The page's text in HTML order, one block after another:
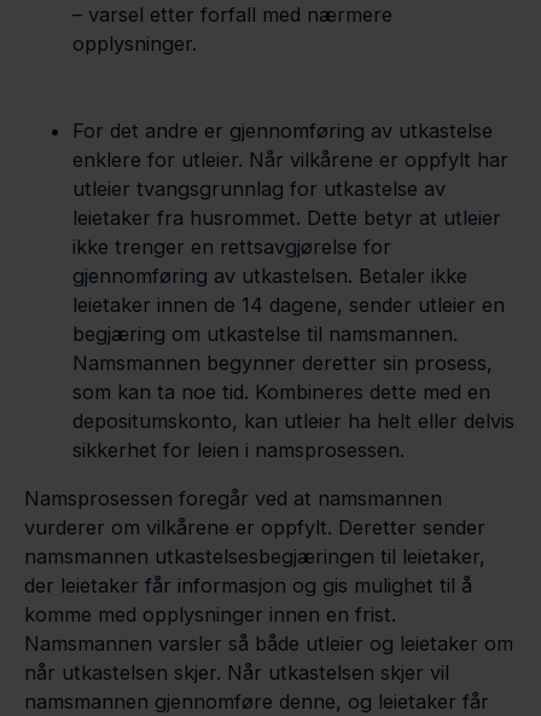
– varsel etter forfall med nærmere
opplysninger.
For det andre er gjennomføring av utkastelse
enklere for utleier. Når vilkårene er oppfylt har
utleier tvangsgrunnlag for utkastelse av
leietaker fra husrommet. Dette betyr at utleier
ikke trenger en rettsavgjørelse for
gjennomføring av utkastelsen. Betaler ikke
leietaker innen de 14 dagene, sender utleier en
begjæring om utkastelse til namsmannen.
Namsmannen begynner deretter sin prosess,
som kan ta noe tid. Kombineres dette med en
depositumskonto, kan utleier ha helt eller delvis
sikkerhet for leien i namsprosessen.
Namsprosessen foregår ved at namsmannen
vurderer om vilkårene er oppfylt. Deretter sender
namsmannen utkastelsesbegjæringen til leietaker,
der leietaker får informasjon og gis mulighet til å
komme med opplysninger innen en frist.
Namsmannen varsler så både utleier og leietaker om
når utkastelsen skjer. Når utkastelsen skjer vil
namsmannen gjennomføre denne, og leietaker får